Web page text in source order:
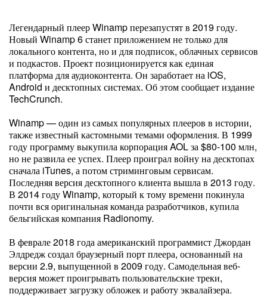
Легендарный плеер Winamp перезапустят в 2019 году.
Новый Winamp 6 станет приложением не только для
локального контента, но и для подписок, облачных сервисов
и подкастов. Проект позиционируется как единая
платформа для аудиоконтента. Он заработает на iOS,
Android и десктопных системах. Об этом сообщает издание
TechCrunch.
Winamp — один из самых популярных плееров в истории,
также известный кастомными темами оформления. В 1999
году программу выкупила корпорация AOL за $80-100 млн,
но не развила ее успех. Плеер проиграл войну на десктопах
сначала iTunes, а потом стриминговым сервисам.
Последняя версия десктопного клиента вышла в 2013 году.
В 2014 году Winamp, который к тому времени покинула
почти вся оригинальная команда разработчиков, купила
бельгийская компания Radionomy.
В феврале 2018 года американский программист Джордан
Элдредж создал браузерный порт плеера, основанный на
версии 2.9, выпущенной в 2009 году. Самодельная веб-
версия может проигрывать пользовательские треки,
поддерживает загрузку обложек и работу эквалайзера.